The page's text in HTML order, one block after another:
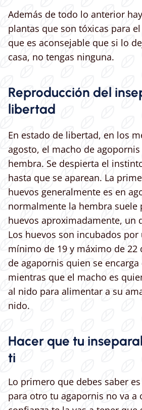
Además de todo lo anterior
plantas que son tóxicas para
que es aconsejable que si lo
casa, no tengas ninguna.
Reproducción del
libertad
En estado de libertad, en los
agosto, el macho de
hembra. Se despierta el
hasta que se aparean. La
huevos generalmente es en
normalmente la hembra suele
huevos aproximadamente, un
Los huevos son incubados
mínimo de 19 y máximo de 22
de agapornis quien se
mientras que el macho es
al nido para alimentar a su
nido.
Hacer que tu
ti
Lo primero que debes saber
para otro tu agapornis no va a